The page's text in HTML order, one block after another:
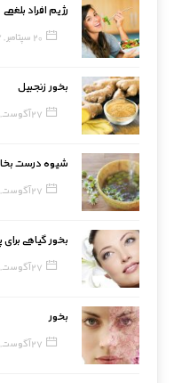
رژیم افراد بلغمی
20 سپتامبر, 2017
بخور زنجبیل
27 آگوست, 2017
شیوه درست
27 آگوست, 2017
بخور گیاهی
27 آگوست, 2017
بخور
27 آگوست, 2017